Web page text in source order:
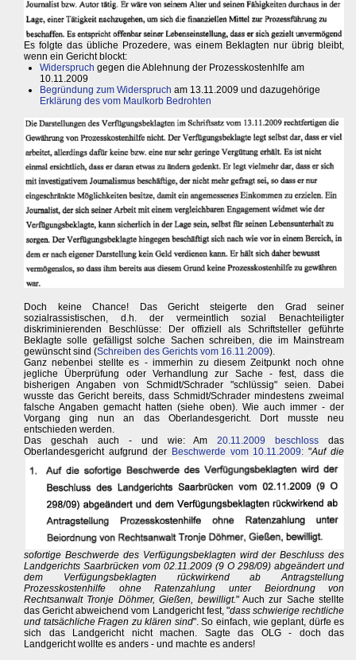
Es folgte das übliche Prozedere, was einem Beklagten nur übrig bleibt,
wenn ein Gericht blockt:
Widerspruch gegen die Ablehnung der Prozesskostenhlfe am
10.11.2009
Begründung zum Widerspruch am 13.11.2009 und dazugehörige
Erklärung des vom Maulkorb Bedrohten
Doch keine Chance! Das Gericht steigerte den Grad seiner
sozialrassistischen, d.h. der vermeintlich sozial Benachteiligter
diskriminierenden Beschlüsse: Der offiziell als Schriftsteller geführte
Beklagte solle gefälligst solche Sachen schreiben, die im Mainstream
gewünscht sind (Schreiben des Gerichts vom 16.11.2009).
Ganz nebenbei stellte es - immerhin zu diesem Zeitpunkt noch ohne
jegliche Überprüfung oder Verhandlung zur Sache - fest, dass die
bisherigen Angaben von Schmidt/Schrader "schlüssig" seien. Dabei
wusste das Gericht bereits, dass Schmidt/Schrader mindestens zweimal
falsche Angaben gemacht hatten (siehe oben). Wie auch immer - der
Vorgang ging nun an das Oberlandesgericht. Dort musste neu
entschieden werden.
Das geschah auch - und wie: Am20.11.2009 beschloss das
Oberlandesgericht aufgrund der Beschwerde vom 10.11.2009: "Auf die
sofortige Beschwerde des Verfügungsbeklagten wird der Beschluss des
Landgerichts Saarbrücken vom 02.11.2009 (9 O 298/09) abgeändert und
dem Verfügungsbeklagten rückwirkend ab Antragstellung
Prozesskostenhilfe ohne Ratenzahlung unter Beiordnung von
Rechtsanwalt Tronje Döhmer, Gießen, bewilligt." Auch zur Sache stellte
das Gericht abweichend vom Landgericht fest, "dass schwierige rechtliche
und tatsächliche Fragen zu klären sind". So einfach, wie geplant, dürfe es
sich das Landgericht nicht machen. Sagte das OLG - doch das
Landgericht wollte es anders - und machte es anders!